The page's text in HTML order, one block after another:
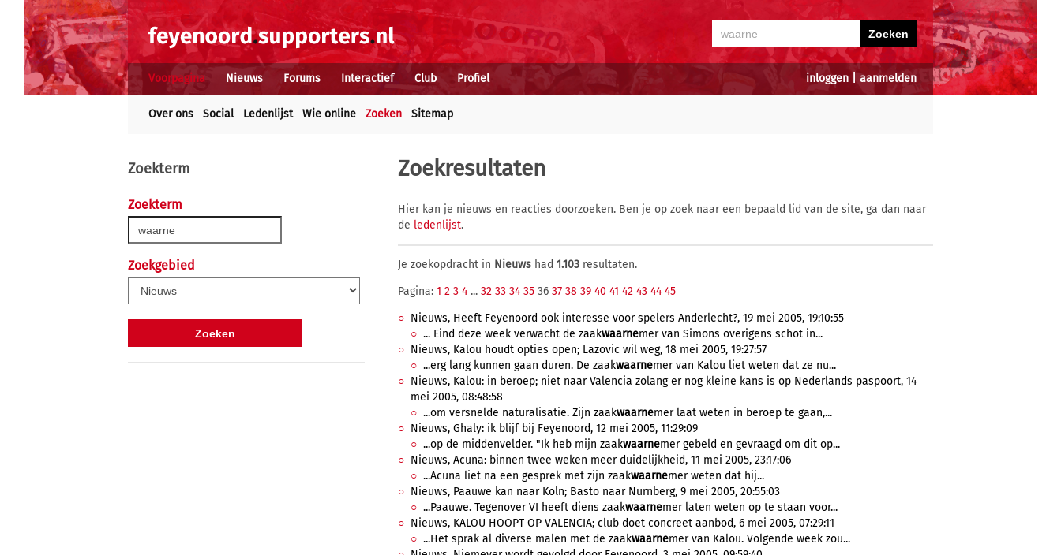
inloggen aanmelden
Voorpagina Nieuws Forums Interactief Club Profiel
Over ons Social Ledenlijst Wie online Zoeken Sitemap
Zoekterm
Zoekterm
Zoekgebied
Zoekresultaten
Hier kan je nieuws en reacties doorzoeken. Ben je op zoek naar een bepaald lid van de site, ga dan naar
de ledenlijst.
Je zoekopdracht in Nieuws had 1.103 resultaten.
Pagina: 1 2 3 4 ... 32 33 34 35 36 37 38 39 40 41 42 43 44 45
Nieuws, Heeft Feyenoord ook interesse voor spelers Anderlecht?, 19 mei 2005, 19:10:55
... Eind deze week verwacht de zaakwaarnemer van Simons overigens schot in...
Nieuws, Kalou houdt opties open; Lazovic wil weg, 18 mei 2005, 19:27:57
...erg lang kunnen gaan duren. De zaakwaarnemer van Kalou liet weten dat ze nu...
Nieuws, Kalou: in beroep; niet naar Valencia zolang er nog kleine kans is op Nederlands paspoort, 14
mei 2005, 08:48:58
...om versnelde naturalisatie. Zijn zaakwaarnemer laat weten in beroep te gaan,...
Nieuws, Ghaly: ik blijf bij Feyenoord, 12 mei 2005, 11:29:09
...op de middenvelder. "Ik heb mijn zaakwaarnemer gebeld en gevraagd om dit op...
Nieuws, Acuna: binnen twee weken meer duidelijkheid, 11 mei 2005, 23:17:06
...Acuna liet na een gesprek met zijn zaakwaarnemer weten dat hij...
Nieuws, Paauwe kan naar Koln; Basto naar Nurnberg, 9 mei 2005, 20:55:03
...Paauwe. Tegenover VI heeft diens zaakwaarnemer laten weten op te staan voor...
Nieuws, KALOU HOOPT OP VALENCIA; club doet concreet aanbod, 6 mei 2005, 07:29:11
...Het sprak al diverse malen met de zaakwaarnemer van Kalou. Volgende week zou...